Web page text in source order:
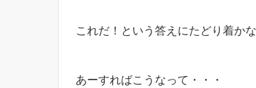
これだ！という答えにたどり着か
あーすればこうなって・・・